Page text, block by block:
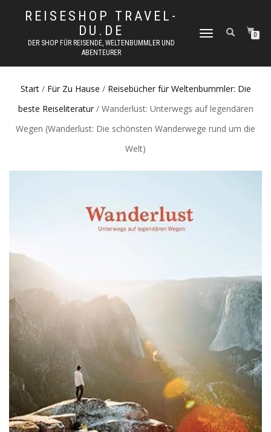
REISESHOP TRAVEL-
DU.DE
DER SHOP FÜR REISENDE, WELTENBUMMLER UND
ABENTEURER
NAVIGATION
0
Start/ Für Zu Hause / Reisebücher für Weltenbummler: Die
beste Reiseliteratur/ Wanderlust: Unterwegs auf legendären
Wegen (Wanderlust: Die schönsten Wanderwege rund um die
Welt)